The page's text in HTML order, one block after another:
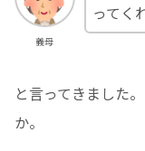
義母
ってく
と言ってきました
か。